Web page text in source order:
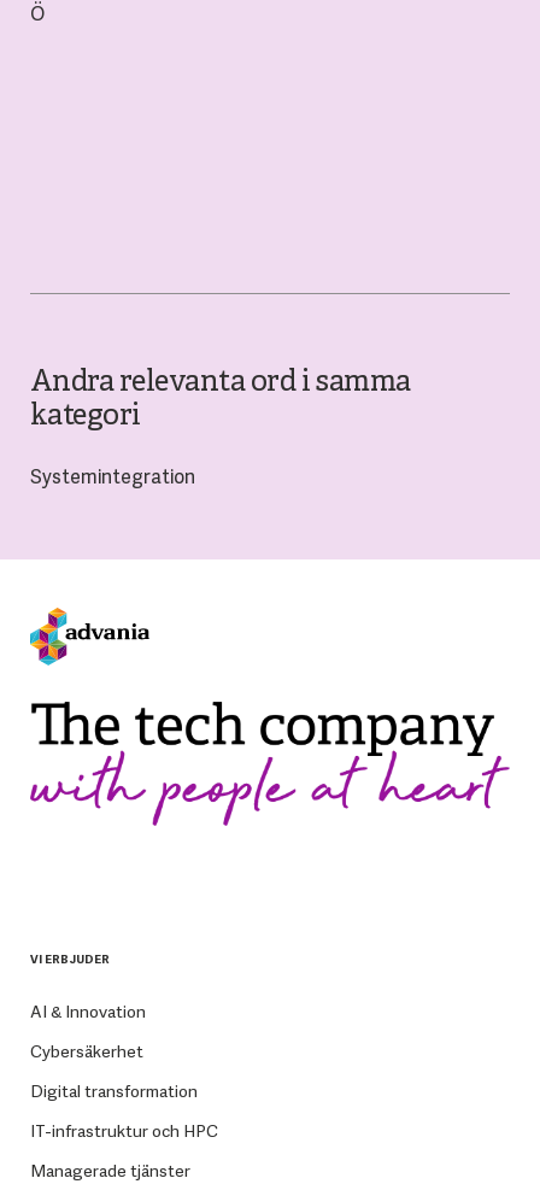
Ö
Andra relevanta ord i samma
kategori
Systemintegration
VI ERBJUDER
AI & Innovation
Cybersäkerhet
Digital transformation
IT-infrastruktur och HPC
Managerade tjänster